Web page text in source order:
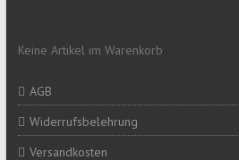
Keine Artikel im Warenkorb
AGB
Widerrufsbelehrung
Versandkosten